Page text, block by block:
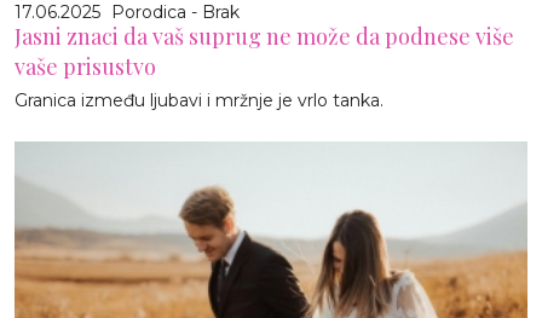
17.06.2025 Porodica - Brak
Jasni znaci da vaš suprug ne može da podnese više
vaše prisustvo
Granica između ljubavi i mržnje je vrlo tanka.